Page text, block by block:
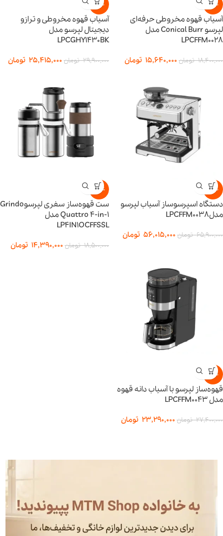
-15%
آسیاب قهوه مخروطی حرفه‌ای
لپرسو Conical Burr مدل
LPCFFM0028
18,400,000 تومان 15,640,000 تومان
-15%
آسیاب قهوه مخروطی و ترازو
دیجیتال لپرسو مدل
LPCGHY1430BK
29,900,000 تومان 25,415,000 تومان
-15%
دستگاه اسپرسوساز آسیاب لپرسو
مدلLPCFFM0038
65,900,000 تومان 56,015,000 تومان
-22%
ست قهوه‌ساز سفری لپرسوGrindo
Quattro 4-in-1 مدل
LP4IN1OCFFSSL
18,500,000 تومان 14,390,000 تومان
-15%
قهوه‌ساز لپرسو با آسیاب دانه قهوه
مدل LPCFFM0043
27,400,000 تومان 23,290,000 تومان